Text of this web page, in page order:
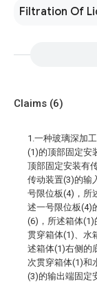
Filtration Of
Claims (6)
1.一种玻璃深加
(1)的顶部固定安
顶部固定安装有
传动装置(3)的输
号限位板(4)，所
述一号限位板(4)
(6)，所述箱体
贯穿箱体(1)、水
述箱体(1)右侧的
次贯穿箱体(1)和
(3)的输出端固定